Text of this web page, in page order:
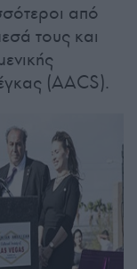
από
τους και
(AACS).